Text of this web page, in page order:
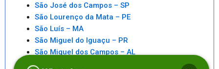
São José dos Campos – SP
São Lourenço da Mata – PE
São Luís – MA
São Miguel do Iguaçu – PR
São Miguel dos Campos – AL
São Paulo – SP